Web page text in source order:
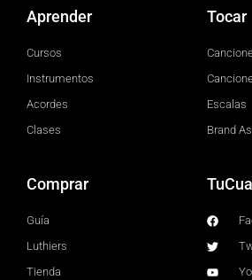
Aprender
Cursos
Instrumentos
Acordes
Clases
Tocar
Escalas
Brand
Comprar
Guía
Luthiers
Tienda